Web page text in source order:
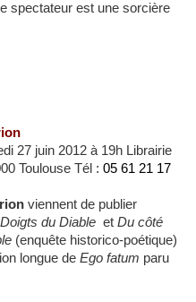
spectateur est une sorcière
27 juin 2012 à 19h Librairie
Toulouse Tél : 05 61 21 17
viennent de publier
du Diable et Du côté
(enquête historico-poétique)
longue de Ego fatum paru